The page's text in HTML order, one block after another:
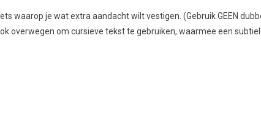
waarop je wat extra aandacht wilt vestigen. (Gebruik GEEN
overwegen om cursieve tekst te gebruiken, waarmee een